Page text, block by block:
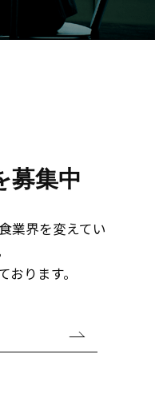
us
募集中
業界を変えてい
ります。